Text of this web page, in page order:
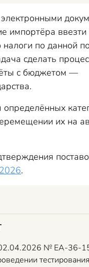
импортёра ввезти
налоги по данной
сделать
с бюджетом —
определённых
их на
.
02.04.2026 № ЕА-36-